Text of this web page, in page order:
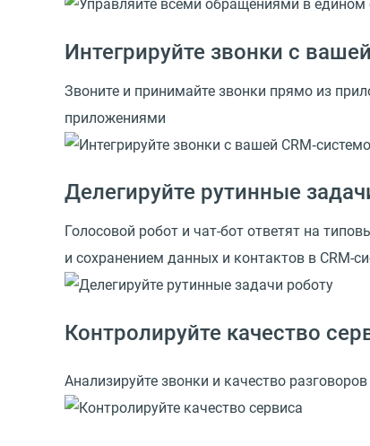
Интегрируйте звонки с
Звоните и принимайте звонки прямо из
приложениями
Делегируйте рутинные
Голосовой робот и чат-бот ответят на
и сохранением данных и контактов в CRM-
Контролируйте качество
Анализируйте звонки и качество